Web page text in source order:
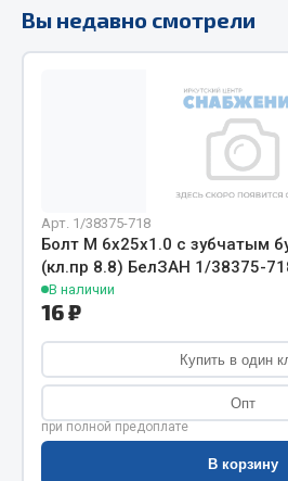
Весь раздел
Соединительные
Адаптеры и переходники
Трубки, муфты, гайки
Угольники
Фитинги
Штуцеры
Весь раздел
Инструмент
Вы недавно смотрели
Арт. 1/38375-718
Болт М 6х25х1.0 с зубчатым
(кл.пр 8.8) БелЗАН 1/38375-
В наличии
16 ₽
Купить в один
Опт
при полной предоплате
В корзину